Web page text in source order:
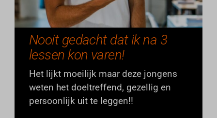
Nooit gedacht dat ik na 3
lessen kon varen!
Het lijkt moeilijk maar deze jongens
weten het doeltreffend, gezellig en
persoonlijk uit te leggen!!